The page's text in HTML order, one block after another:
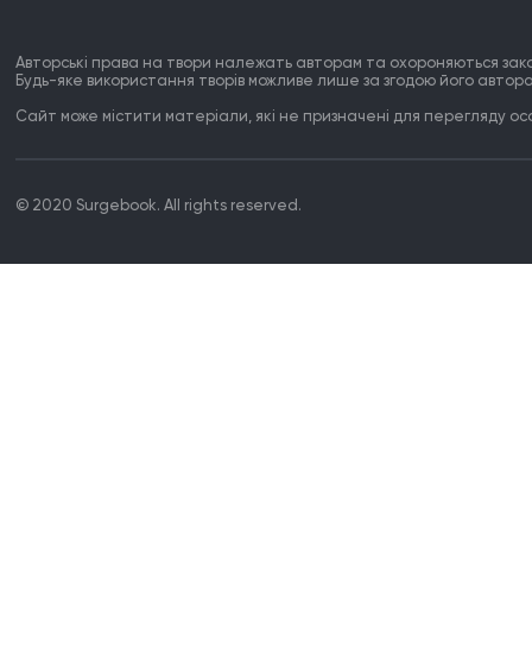
Авторські права на твори належать авторам та охороняються
Будь-яке використання творів можливе лише за згодою його
Сайт може містити матеріали, які не призначені для перегляду
© 2020 Surgebook. All rights reserved.